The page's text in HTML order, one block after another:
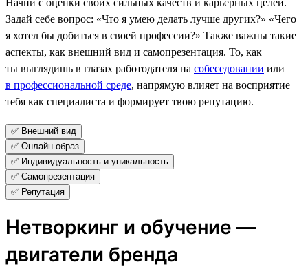
Задай себе вопрос: «Что я умею делать лучше других?» «Чего
я хотел бы добиться в своей профессии?» Также важны такие
аспекты, как внешний вид и самопрезентация. То, как
ты выглядишь в глазах работодателя на собеседовании или
в профессиональной среде, напрямую влияет на восприятие
тебя как специалиста и формирует твою репутацию.
✅ Внешний вид
✅ Онлайн-образ
✅ Индивидуальность и уникальность
✅ Самопрезентация
✅ Репутация
Нетворкинг и обучение —
двигатели бренда